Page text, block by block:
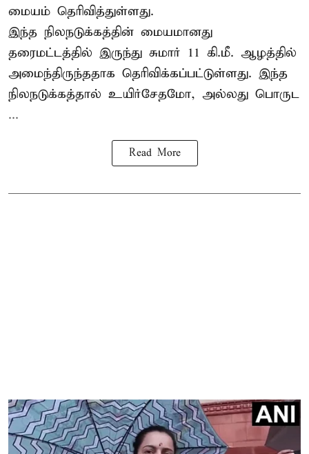
மையம் தெரிவித்துள்ளது.
இந்த நிலநடுக்கத்தின் மையமானது
தரைமட்டத்தில் இருந்து சுமார் 11 கி.மீ. ஆழத்தில்
அமைந்திருந்ததாக தெரிவிக்கப்பட்டுள்ளது. இந்த
நிலநடுக்கத்தால் உயிர்சேதமோ, அல்லது பொருட
...
Read More